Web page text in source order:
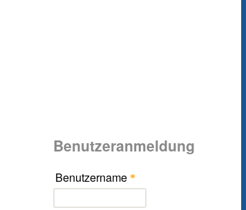
Benutzeranmeldung
Benutzername *